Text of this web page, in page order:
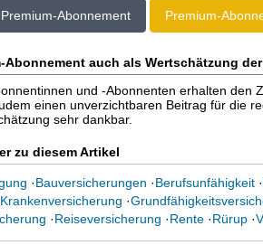
Abonnement Premium-
Abonnement auch als Wertschätzung
und -Abonnenten erhalten den
einen unverzichtbaren Beitrag für die
sehr dankbar.
zu diesem Artikel
·Bauversicherungen ·Berufsunfähigkeit·
·
·Reiseversicherung ·Rente·Rürup·